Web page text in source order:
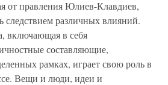
от правления Юлиев-Клавдиев,
следствием различных влияний.
включающая в себя
составляющие,
рамках, играет свою роль в
Вещи и люди, идеи и